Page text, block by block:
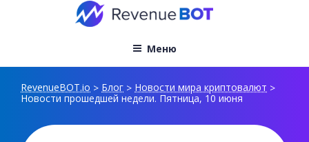
Меню
RevenueBOT.io > Блог > Новости мира криптовалют >
Новости прошедшей недели. Пятница, 10 июня